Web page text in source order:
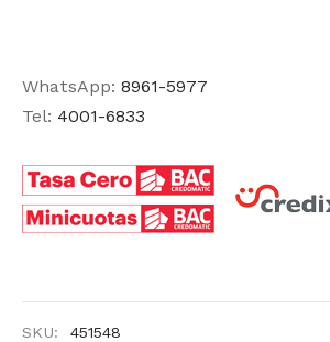
WhatsApp: 8961-5977
Tel: 4001-6833
SKU:
451548